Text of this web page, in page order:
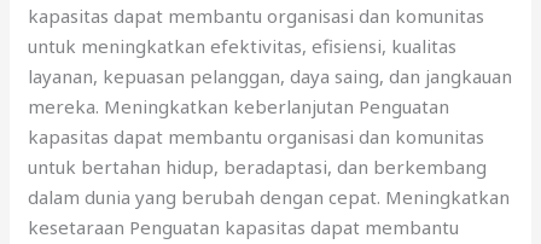
kapasitas dapat membantu organisasi dan komunitas
untuk meningkatkan efektivitas, efisiensi, kualitas
layanan, kepuasan pelanggan, daya saing, dan jangkauan
mereka. Meningkatkan keberlanjutan Penguatan
kapasitas dapat membantu organisasi dan komunitas
untuk bertahan hidup, beradaptasi, dan berkembang
dalam dunia yang berubah dengan cepat. Meningkatkan
kesetaraan Penguatan kapasitas dapat membantu